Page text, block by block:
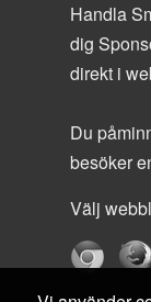
Handla
dig
direkt i
Du
besöker
Välj